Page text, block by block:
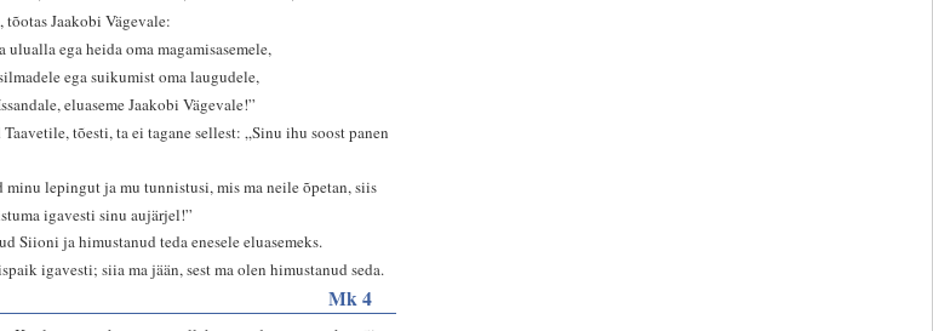
tõotas Jaakobi Vägevale:
ulualla ega heida oma magamisasemele,
ega suikumist oma laugudele,
eluaseme Jaakobi Vägevale!”
tõesti, ta ei tagane sellest: „Sinu ihu soost panen
minu lepingut ja mu tunnistusi, mis ma neile õpetan, siis
igavesti sinu aujärjel!”
Siioni ja himustanud teda enesele eluasemeks.
igavesti; siia ma jään, sest ma olen himustanud seda.
Mk 4